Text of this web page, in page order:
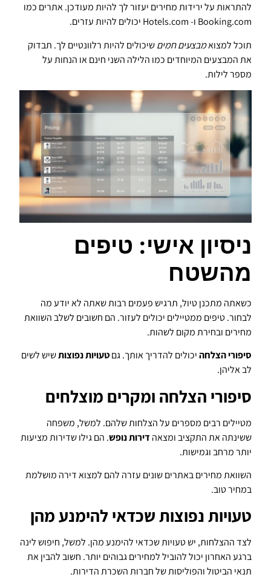
להתראות על ירידות מחירים יעזור לך להיות מעודכן. אתרים כמו
Booking.com ו- Hotels.com יכולים להיות עזרים.
תוכל למצואמבצעים חמיםשיכולים להיות רלוונטיים לך. תבדוק
את המבצעים המיוחדים כמו הלילה השני חינם או הנחות על
מספר לילות.
ניסיון אישי: טיפים
מהשטח
כשאתה מתכנן טיול, תרגיש פעמים רבות שאתה לא יודע מה
לבחור. טיפים ממטיילים יכולים לעזור. הם חשובים לשלב השוואת
מחירים ובחירת מקום לשהות.
סיפורי הצלחהיכולים להדריך אותך. גםטעויות נפוצותשיש לשים
לב אליהן.
סיפורי הצלחה ומקרים מוצלחים
מטיילים רבים מספרים על הצלחות שלהם. למשל, משפחה
ששינתה את התקציב ומצאה דירות נופש. הם גילו שדירות מציעות
יותר מרחב וגמישות.
השוואת מחירים באתרים שונים עזרה להם למצוא דירה מושלמת
במחיר טוב.
טעויות נפוצות שכדאי להימנע מהן
לצד ההצלחות, יש טעויות שכדאי להימנע מהן. למשל, חיפוש לינה
ברגע האחרון יכול להוביל למחירים גבוהים יותר. חשוב להבין את
תנאי הביטול והפוליסות של חברות השכרת הדירות.